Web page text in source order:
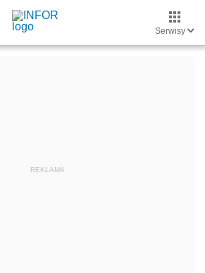
Serwisy